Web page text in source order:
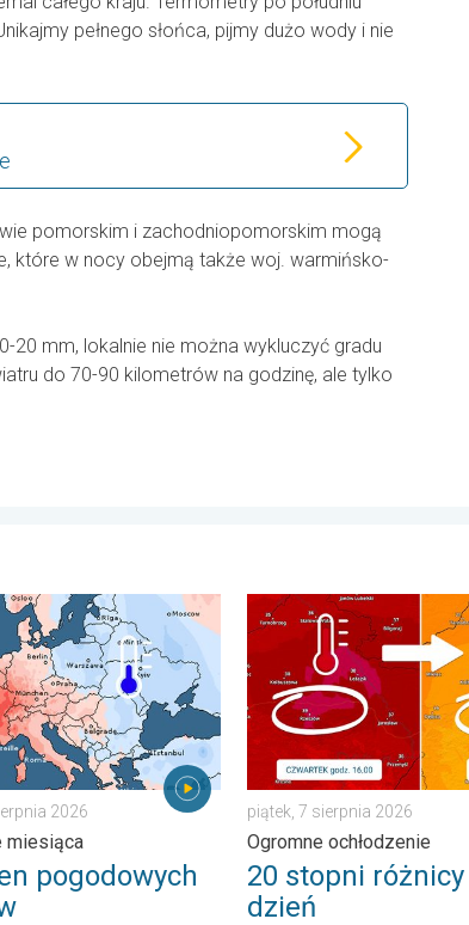
pełnego słońca, pijmy dużo wody i nie
pomorskim i zachodniopomorskim mogą
które w nocy obejmą także woj. warmińsko-
mm, lokalnie nie można wykluczyć gradu
do 70-90 kilometrów na godzinę, ale tylko
wtorek, 4 sierpnia 2026
kontrastów. Podsumowanie miesiąca. . .
2026
miesiąca
pogodowych
20 stopni różnicy z dnia
piątek, 7 sierpnia 2026
Ogromne ochłodzenie
20 stopni
dzień